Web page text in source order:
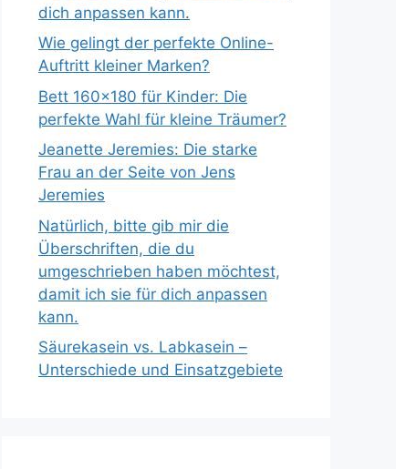
dich anpassen kann.
Wie gelingt der perfekte Online-
Auftritt kleiner Marken?
Bett 160×180 für Kinder: Die
perfekte Wahl für kleine Träumer?
Jeanette Jeremies: Die starke
Frau an der Seite von Jens
Jeremies
Natürlich, bitte gib mir die
Überschriften, die du
umgeschrieben haben möchtest,
damit ich sie für dich anpassen
kann.
Säurekasein vs. Labkasein –
Unterschiede und Einsatzgebiete